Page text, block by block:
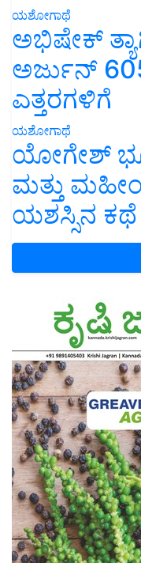
ಯಶೋಗಾಥೆ
ಅಭಿಷೇಕ್
ಅರ್ಜುನ್
ಎತ್ತರಗಳಿಗೆ
ಯಶೋಗಾಥೆ
ಯೋಗೇಶ್
ಮತ್ತು
ಯಶಸ್ಸಿನ ಕಥೆ